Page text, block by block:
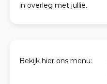
in overleg met jullie.
Bekijk hier ons menu: